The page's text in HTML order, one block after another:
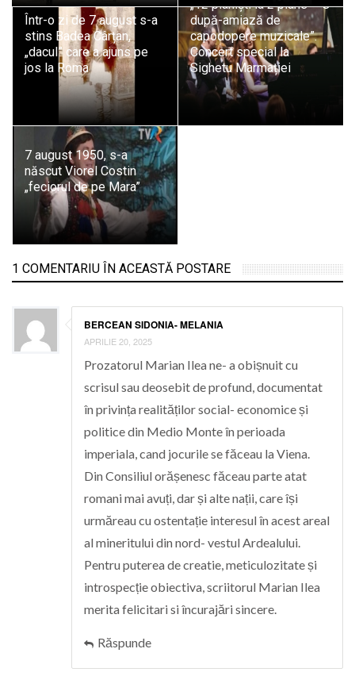
Într-o zi de 7 august s-a
stins Badea Cârțan,
„dacul” care a ajuns pe
jos la Roma
„12 pianiști la 2 piane – O
după-amiază de
capodopere muzicale”.
Concert special la
Sighetu Marmației
7 august 1950, s-a
născut Viorel Costin
„feciorul de pe Mara”
1 COMENTARIU ÎN ACEASTĂ POSTARE
BERCEAN SIDONIA- MELANIA
APRILIE 20, 2025
Prozatorul Marian Ilea ne- a obișnuit cu
scrisul sau deosebit de profund, documentat
în privința realităților social- economice și
politice din Medio Monte în perioada
imperiala, cand jocurile se făceau la Viena.
Din Consiliul orășenesc făceau parte atat
romani mai avuți, dar și alte nații, care își
urmăreau cu ostentație interesul în acest areal
al mineritului din nord- vestul Ardealului.
Pentru puterea de creatie, meticulozitate și
introspecție obiectiva, scriitorul Marian Ilea
merita felicitari si încurajări sincere.
Răspunde